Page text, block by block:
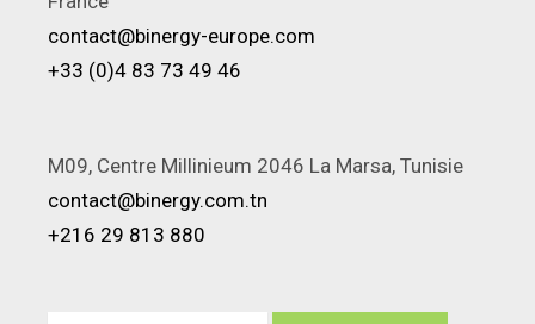
contact@binergy-europe.com
+33 (0)4 83 73 49 46
M09, Centre Millinieum 2046 La Marsa, Tunisie
contact@binergy.com.tn
+216 29 813 880